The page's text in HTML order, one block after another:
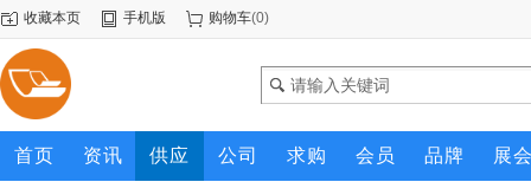
收藏本页 手机版 购物车(0)
首页 资讯 供应 公司 求购 会员 品牌 展